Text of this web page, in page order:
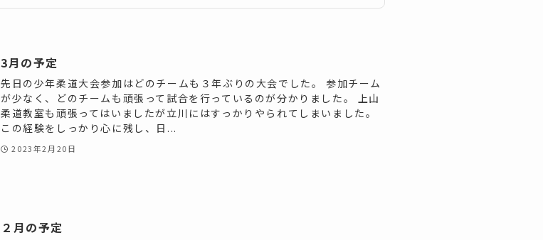
3月の予定
先日の少年柔道大会参加はどのチームも３年ぶりの大会でした。 参加チーム
が少なく、どのチームも頑張って試合を行っているのが分かりました。 上山
柔道教室も頑張ってはいましたが立川にはすっかりやられてしまいました。
この経験をしっかり心に残し、日...
2023年2月20日
２月の予定